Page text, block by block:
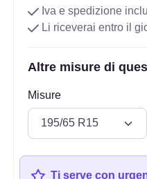
Iva e spedizione
Li riceverai entro il
Altre misure di
Misure
Ti serve con